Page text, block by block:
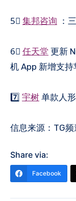
5⃣️ 集邦咨询 ：
6⃣️ 任天堂 更新
机 App 新增支持
7️⃣ 宇树 单款人
信息来源：TG
Share via:
Facebook